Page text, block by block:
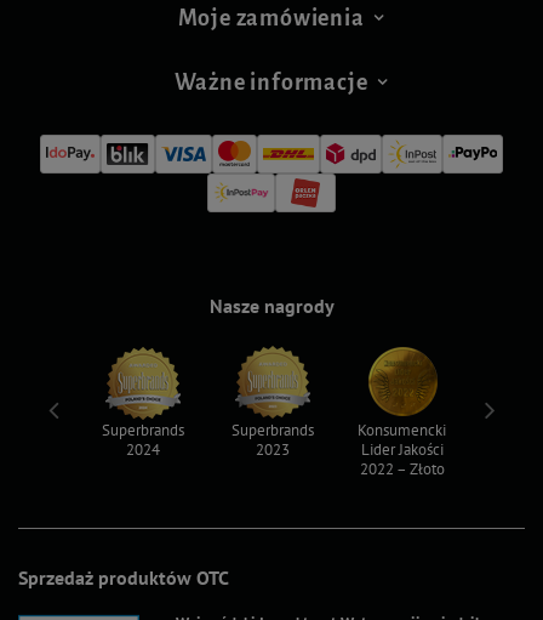
Moje zamówienia
Ważne informacje
Sprzedaż produktów OTC
Nasze nagrody
Superbrands
2024
Superbrands
2023
Konsumencki
Lider Jakości
2022 – Złoto